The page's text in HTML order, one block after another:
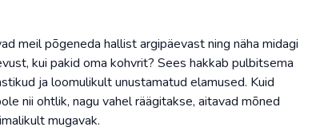
meil põgeneda hallist argipäevast ning näha midagi
kui pakid oma kohvrit? Sees hakkab pulbitsema
ja loomulikult unustamatud elamused. Kuid
nii ohtlik, nagu vahel räägitakse, aitavad mõned
mugavak.